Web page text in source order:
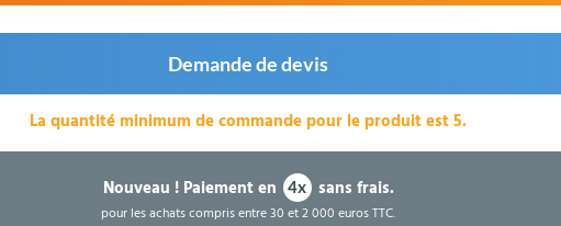
Demande de devis
La quantité minimum de commande pour le produit est 5.
Nouveau !Paiement en 4x sans frais.
pour les achats compris entre 30 et 2 000 euros TTC.